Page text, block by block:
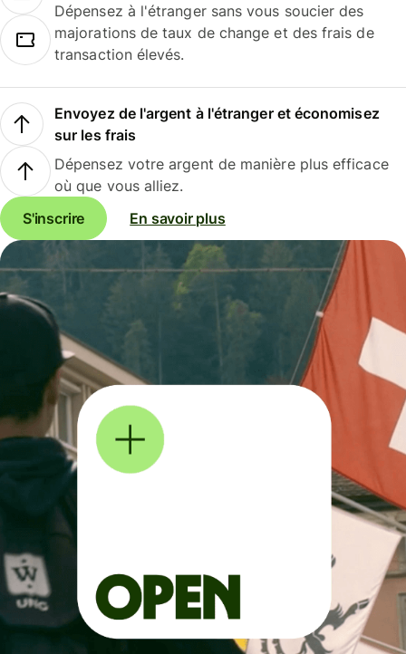
Dépensez à l'étranger sans vous soucier des
majorations de taux de change et des frais de
transaction élevés.
Envoyez de l'argent à l'étranger et économisez
sur les frais
Dépensez votre argent de manière plus efficace
où que vous alliez.
S'inscrire
En savoir plus